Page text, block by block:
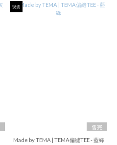
現貨
售完
Made by TEMA | TEMA偏縫TEE - 藍綠